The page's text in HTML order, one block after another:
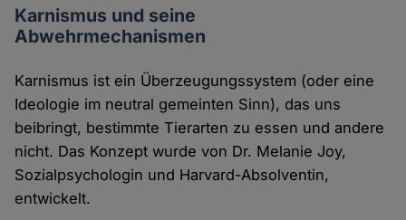
Karnismus und seine
Abwehrmechanismen
Karnismus ist ein Überzeugungssystem (oder eine
Ideologie im neutral gemeinten Sinn), das uns
beibringt, bestimmte Tierarten zu essen und andere
nicht. Das Konzept wurde von Dr. Melanie Joy,
Sozialpsychologin und Harvard-Absolventin,
entwickelt.